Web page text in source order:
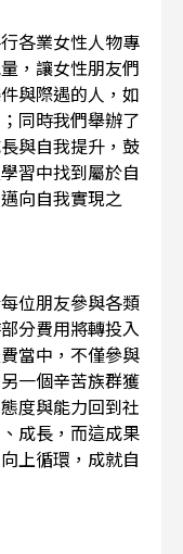
各業女性人物專
，讓女性朋友們
與際遇的人，如
同時我們舉辦了
與自我提升，鼓
習中找到屬於自
向自我實現之
位朋友參與各類
分費用將轉投入
當中，不僅參與
一個辛苦族群獲
度與能力回到社
成長，而這成果
上循環，成就自